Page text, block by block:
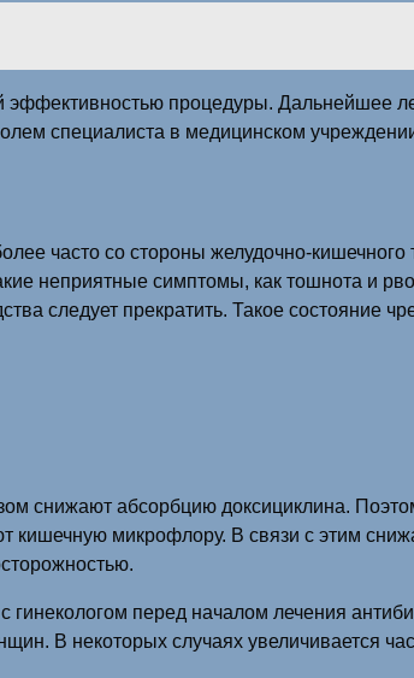
эффективностью процедуры. Дальнейшее
специалиста в медицинском
часто со стороны желудочно-
неприятные симптомы, как тошнота и
следует прекратить. Такое состояние
снижают абсорбцию доксициклина.
кишечную микрофлору. В связи с этим
гинекологом перед началом лечения
В некоторых случаях увеличивается